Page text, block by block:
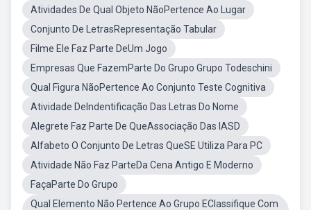
Atividades De Qual Objeto NãoPertence Ao Lugar
Conjunto De LetrasRepresentação Tabular
Filme Ele Faz Parte DeUm Jogo
Empresas Que FazemParte Do Grupo Grupo Todeschini
Qual Figura NãoPertence Ao Conjunto Teste Cognitiva
Atividade DeIndentificação Das Letras Do Nome
Alegrete Faz Parte De QueAssociação Das IASD
Alfabeto O Conjunto De Letras QueSE Utiliza Para PC
Atividade Não Faz ParteDa Cena Antigo E Moderno
FaçaParte Do Grupo
Qual Elemento Não Pertence Ao Grupo EClassifique Com